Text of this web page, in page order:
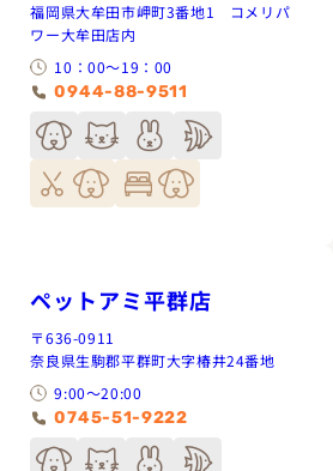
福岡県大牟田市岬町3番地1 コメリパ
ワー大牟田店内
10：00〜19：00
0944-88-9511
ペットアミ平群店
〒636-0911
奈良県生駒郡平群町大字椿井24番地
9:00～20:00
0745-51-9222